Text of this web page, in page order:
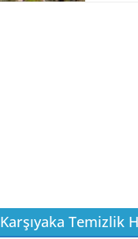
Karşıyaka Temizlik